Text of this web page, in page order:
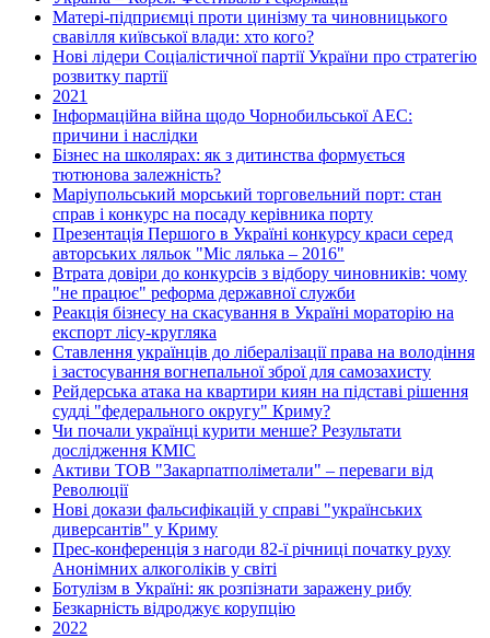
Матері-підприємці проти цинізму та чиновницького
свавілля київської влади: хто кого?
Нові лідери Соціалістичної партії України про стратегію
розвитку партії
2021
Інформаційна війна щодо Чорнобильської АЕС:
причини і наслідки
Бізнес на школярах: як з дитинства формується
тютюнова залежність?
Маріупольський морський торговельний порт: стан
справ і конкурс на посаду керівника порту
Презентація Першого в Україні конкурсу краси серед
авторських ляльок "Міс лялька – 2016"
Втрата довіри до конкурсів з відбору чиновників: чому
"не працює" реформа державної служби
Реакція бізнесу на скасування в Україні мораторію на
експорт лісу-кругляка
Ставлення українців до лібералізації права на володіння
і застосування вогнепальної зброї для самозахисту
Рейдерська атака на квартири киян на підставі рішення
судді "федерального округу" Криму?
Чи почали українці курити менше? Результати
дослідження КМІС
Активи ТОВ "Закарпатполіметали" – переваги від
Революції
Нові докази фальсифікацій у справі "українських
диверсантів" у Криму
Прес-конференція з нагоди 82-ї річниці початку руху
Анонімних алкоголіків у світі
Ботулізм в Україні: як розпізнати заражену рибу
Безкарність відроджує корупцію
2022